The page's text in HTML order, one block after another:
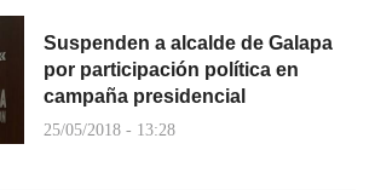
Suspenden a alcalde de Galapa
por participación política en
campaña presidencial
25/05/2018 - 13:28